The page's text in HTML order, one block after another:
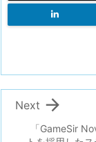
「GameSir

Next